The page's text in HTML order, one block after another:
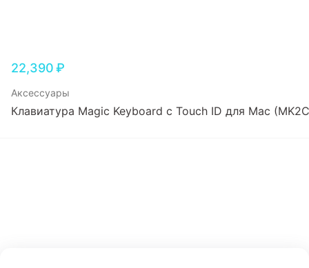
22,390₽
Аксессуары
Клавиатура Magic Keyboard с Touch ID для Mac